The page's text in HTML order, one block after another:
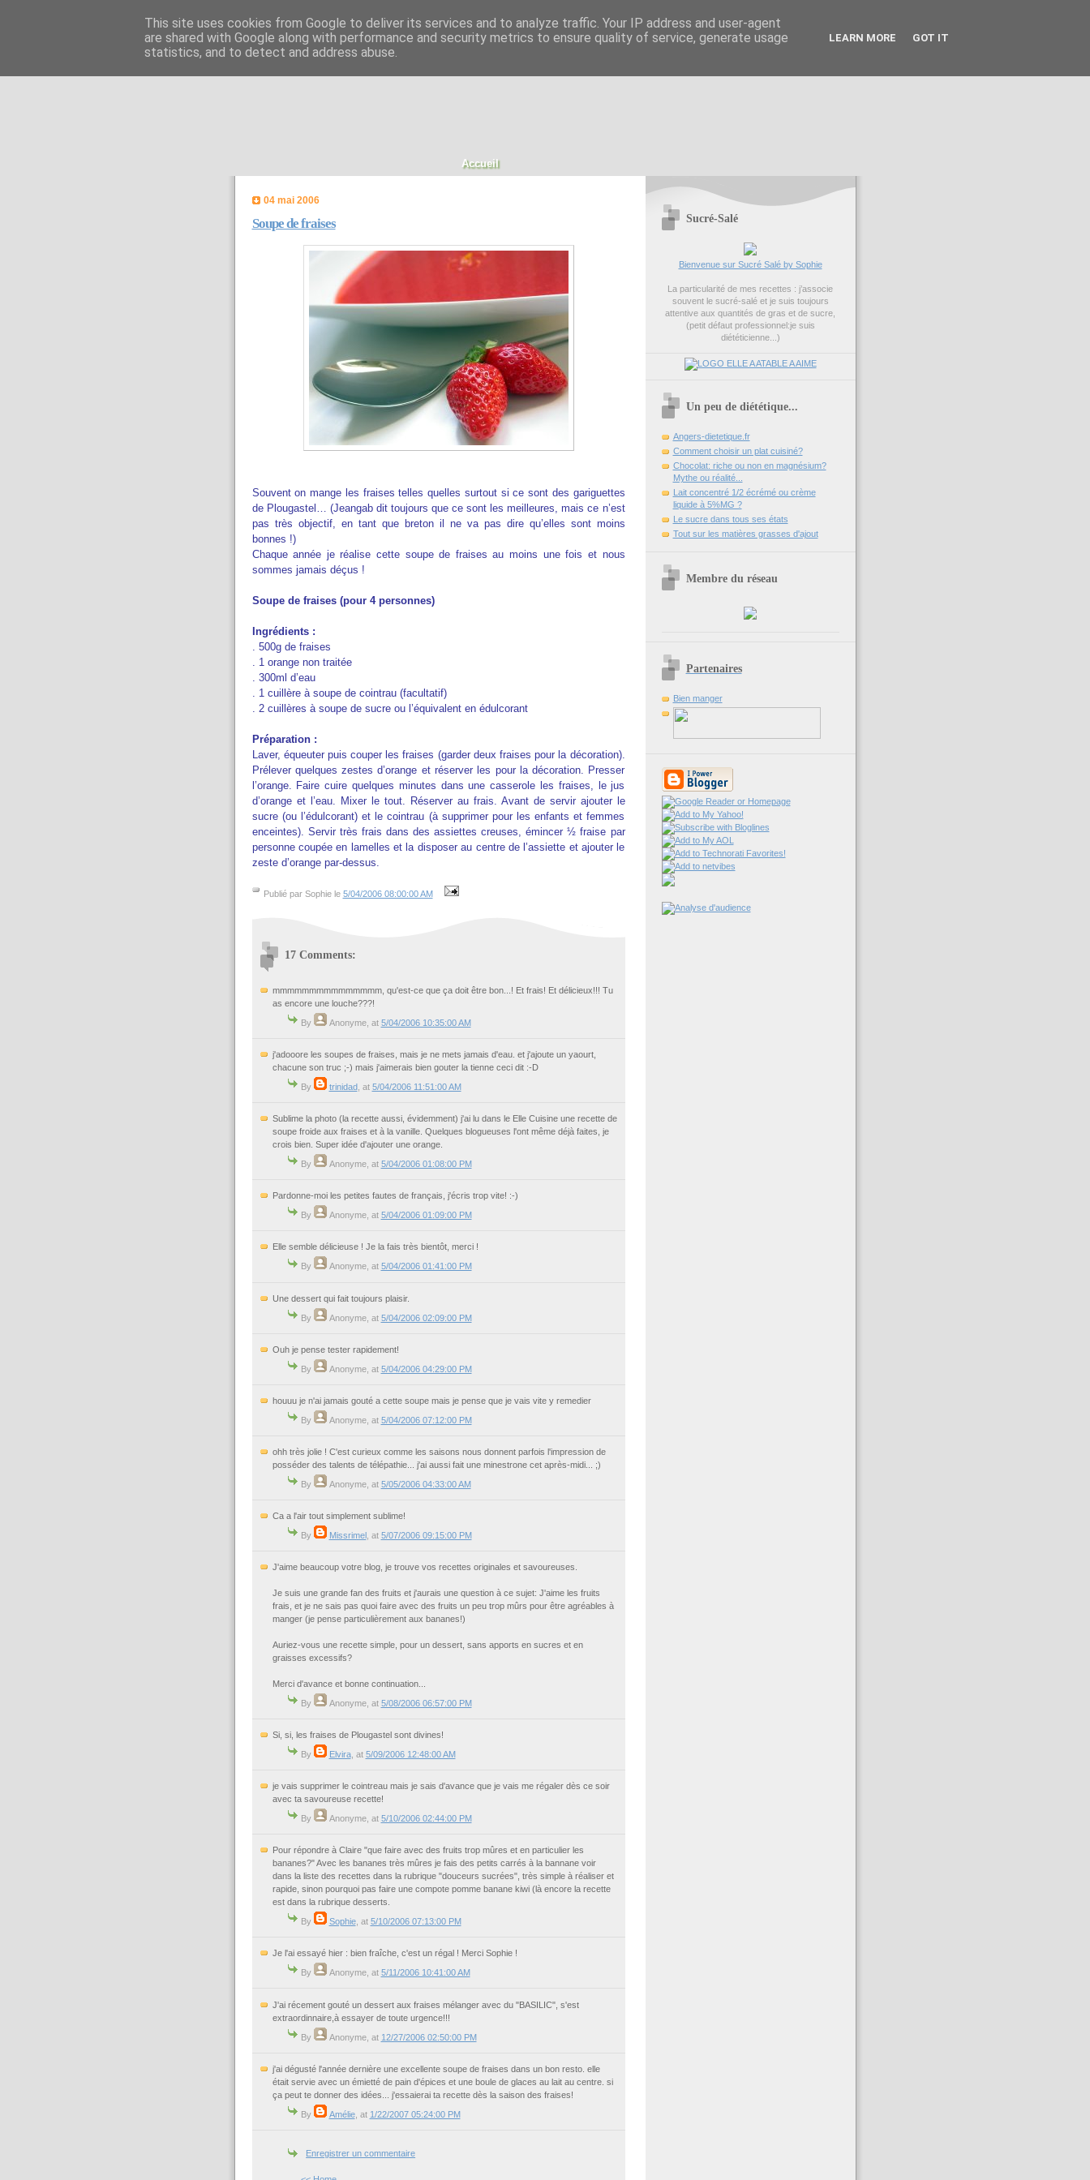
Accueil
04 mai 2006
Soupe de fraises
Souvent on mange les fraises telles quelles surtout si ce sont des gariguettes
de Plougastel… (Jeangab dit toujours que ce sont les meilleures, mais ce n’est
pas très objectif, en tant que breton il ne va pas dire qu’elles sont moins
bonnes !)
Chaque année je réalise cette soupe de fraises au moins une fois et nous
sommes jamais déçus !
Soupe de fraises (pour 4 personnes)
Ingrédients :
. 500g de fraises
. 1 orange non traitée
. 300ml d’eau
. 1 cuillère à soupe de cointrau (facultatif)
. 2 cuillères à soupe de sucre ou l’équivalent en édulcorant
Préparation :
Laver, équeuter puis couper les fraises (garder deux fraises pour la décoration).
Prélever quelques zestes d’orange et réserver les pour la décoration. Presser
l’orange. Faire cuire quelques minutes dans une casserole les fraises, le jus
d’orange et l’eau. Mixer le tout. Réserver au frais. Avant de servir ajouter le
sucre (ou l’édulcorant) et le cointrau (à supprimer pour les enfants et femmes
enceintes). Servir très frais dans des assiettes creuses, émincer ½ fraise par
personne coupée en lamelles et la disposer au centre de l’assiette et ajouter le
zeste d’orange par-dessus.
Publié par Sophie le 5/04/2006 08:00:00 AM
17 Comments:
mmmmmmmmmmmmmmm, qu'est-ce que ça doit être bon...! Et frais! Et délicieux!!! Tu
as encore une louche???!
By
Anonyme, at 5/04/2006 10:35:00 AM
j'adooore les soupes de fraises, mais je ne mets jamais d'eau. et j'ajoute un yaourt,
chacune son truc ;-) mais j'aimerais bien gouter la tienne ceci dit :-D
By
trinidad, at 5/04/2006 11:51:00 AM
Sublime la photo (la recette aussi, évidemment) j'ai lu dans le Elle Cuisine une recette de
soupe froide aux fraises et à la vanille. Quelques blogueuses l'ont même déjà faites, je
crois bien. Super idée d'ajouter une orange.
By
Anonyme, at 5/04/2006 01:08:00 PM
Pardonne-moi les petites fautes de français, j'écris trop vite! :-)
By
Anonyme, at 5/04/2006 01:09:00 PM
Elle semble délicieuse ! Je la fais très bientôt, merci !
By
Anonyme, at 5/04/2006 01:41:00 PM
Une dessert qui fait toujours plaisir.
By
Anonyme, at 5/04/2006 02:09:00 PM
Ouh je pense tester rapidement!
By
Anonyme, at 5/04/2006 04:29:00 PM
houuu je n'ai jamais gouté a cette soupe mais je pense que je vais vite y remedier
By
Anonyme, at 5/04/2006 07:12:00 PM
ohh très jolie ! C'est curieux comme les saisons nous donnent parfois l'impression de
posséder des talents de télépathie... j'ai aussi fait une minestrone cet après-midi... ;)
By
Anonyme, at 5/05/2006 04:33:00 AM
Ca a l'air tout simplement sublime!
By
Missrimel, at 5/07/2006 09:15:00 PM
J'aime beaucoup votre blog, je trouve vos recettes originales et savoureuses.
Je suis une grande fan des fruits et j'aurais une question à ce sujet: J'aime les fruits
frais, et je ne sais pas quoi faire avec des fruits un peu trop mûrs pour être agréables à
manger (je pense particulièrement aux bananes!)
Auriez-vous une recette simple, pour un dessert, sans apports en sucres et en
graisses excessifs?
Merci d'avance et bonne continuation...
By
Anonyme, at 5/08/2006 06:57:00 PM
Si, si, les fraises de Plougastel sont divines!
By
Elvira, at 5/09/2006 12:48:00 AM
je vais supprimer le cointreau mais je sais d'avance que je vais me régaler dès ce soir
avec ta savoureuse recette!
By
Anonyme, at 5/10/2006 02:44:00 PM
Pour répondre à Claire "que faire avec des fruits trop mûres et en particulier les
bananes?" Avec les bananes très mûres je fais des petits carrés à la bannane voir
dans la liste des recettes dans la rubrique "douceurs sucrées", très simple à réaliser et
rapide, sinon pourquoi pas faire une compote pomme banane kiwi (là encore la recette
est dans la rubrique desserts.
By
Sophie, at 5/10/2006 07:13:00 PM
Je l'ai essayé hier : bien fraîche, c'est un régal ! Merci Sophie !
By
Anonyme, at 5/11/2006 10:41:00 AM
J'ai récement gouté un dessert aux fraises mélanger avec du "BASILIC", s'est
extraordinnaire,à essayer de toute urgence!!!
By
Anonyme, at 12/27/2006 02:50:00 PM
j'ai dégusté l'année dernière une excellente soupe de fraises dans un bon resto. elle
était servie avec un émietté de pain d'épices et une boule de glaces au lait au centre. si
ça peut te donner des idées... j'essaierai ta recette dès la saison des fraises!
By
Amélie, at 1/22/2007 05:24:00 PM
Enregistrer un commentaire
Sucré-Salé
Bienvenue sur Sucré Salé by Sophie
La particularité de mes recettes : j’associe
souvent le sucré-salé et je suis toujours
attentive aux quantités de gras et de sucre,
(petit défaut professionnel:je suis
diététicienne...)
Un peu de diététique...
Angers-dietetique.fr
Comment choisir un plat cuisiné?
Chocolat: riche ou non en magnésium?
Mythe ou réalité...
Lait concentré 1/2 écrémé ou crème
liquide à 5%MG ?
Le sucre dans tous ses états
Tout sur les matières grasses d'ajout
Membre du réseau
Partenaires
Bien manger
This site uses cookies from Google to deliver its services and to analyze traffic. Your IP address and user-agent
are shared with Google along with performance and security metrics to ensure quality of service, generate usage
statistics, and to detect and address abuse.
LEARN MORE GOT IT